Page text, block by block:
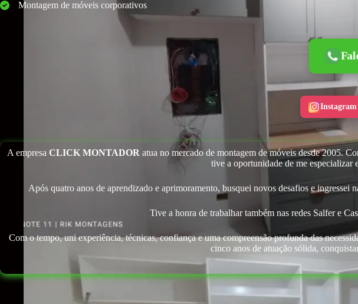
Montagem de móveis corporativos
Instagram
A empresa CLICK MONTADOR atua no mercado de montagem de móveis desde 2005.
tive a oportunidade de me especializar
Após quatro anos de aprendizado e aprimoramento, busquei novos desafios e
Tive a honra de trabalhar também nas redes Salfer e
Com o tempo, uni experiência, técnicas, confiança e uma compreensão profunda das
cinco anos de atuação sólida,